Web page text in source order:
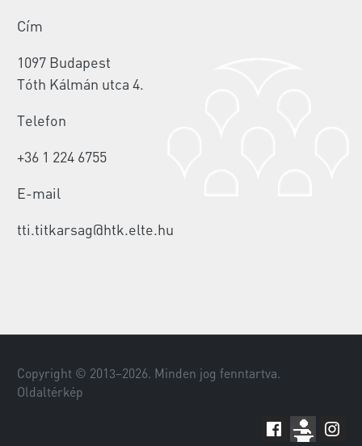
Cím
1097 Budapest
Tóth Kálmán utca 4.
Telefon
+36 1 224 6755
E-mail
tti.titkarsag@htk.elte.hu
Copyright © 2013–2026. Minden jog fenntartva.
Oldaltérkép